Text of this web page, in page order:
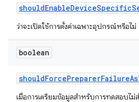
shouldEnableDeviceSpecific
ว่าจะเปิดใช้การตั้งค่าเฉพาะอุปกรณ์หรือไม่
boolean
shouldForcePreparerFailureAs
เมื่อการเตรียมข้อมูลสำหรับการทดสอบไม่ส